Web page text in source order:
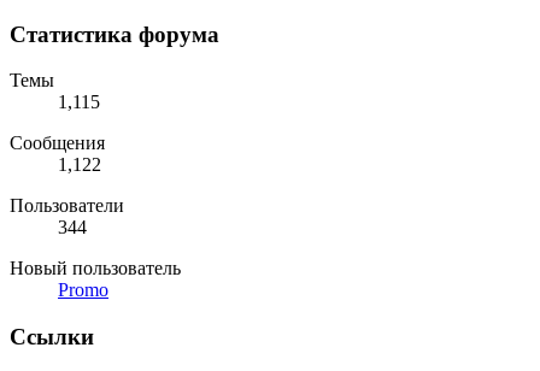
Статистика форума
Темы
1,115
Сообщения
1,122
Пользователи
344
Новый пользователь
Promo
Ссылки